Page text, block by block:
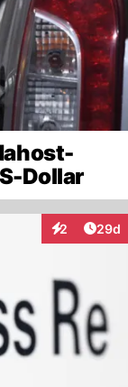
Dollar
2
Interaktionen
29d